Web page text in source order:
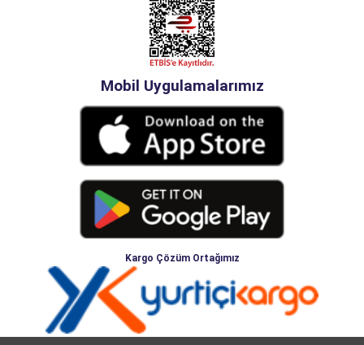
Mobil Uygulamalarımız
Kargo Çözüm Ortağımız